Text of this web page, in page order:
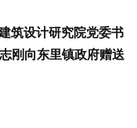
筑设计研究院党委书
刚向东里镇政府赠送